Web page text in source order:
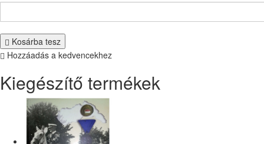
Kosárba tesz
Hozzáadás a kedvencekhez
Kiegészítő termékek